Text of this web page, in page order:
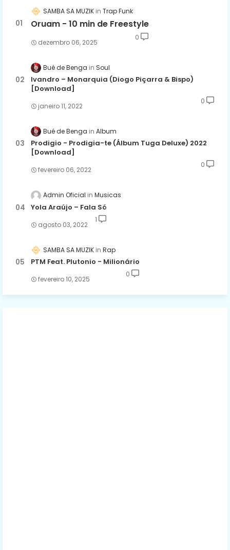
SAMBA SA MUZIK Trap Funk
Oruam - 10 min de Freestyle
dezembro 06, 2025
0
Bué de Benga Soul
Ivandro – Monarquia (Diogo Piçarra & Bispo)
[Download]
janeiro 11, 2022
0
Bué de Benga Album
Prodigio - Prodigia-te (Álbum Tuga Deluxe) 2022
[Download]
fevereiro 06, 2022
0
Admin Oficial Musicas
Yola Araújo – Fala Só
agosto 03, 2022
1
SAMBA SA MUZIK Rap
PTM Feat. Plutonio - Milionário
fevereiro 10, 2025
0